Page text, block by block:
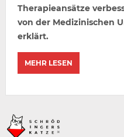
Therapieansätze
von der Medizinischen
erklärt.
MEHR LESEN